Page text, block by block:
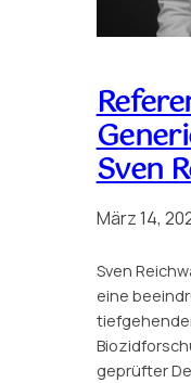
Sven
März 14,
Sven
eine
geprüfter